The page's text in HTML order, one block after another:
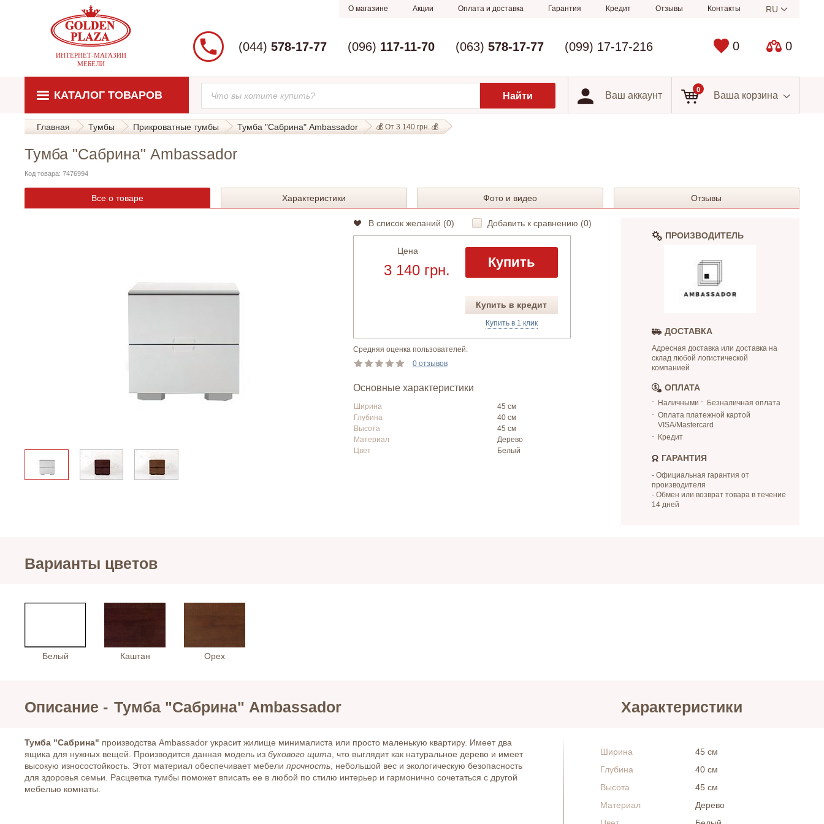
ИНТЕРНЕТ-МАГАЗИН
МЕБЕЛИ
О магазине Акции Оплата и доставка Гарантия Кредит Отзывы Контакты RU
0 0
(044) 578-17-77 (096) 117-11-70 (063) 578-17-77 (099) 17-17-216
КАТАЛОГ ТОВАРОВ Ваш аккаунт
0
Ваша корзина
Главная Тумбы Прикроватные тумбы Тумба "Сабрина" Ambassador 💰 От 3 140 грн. 💰
Тумба "Сабрина" Ambassador
Код товара: 7476994
Все о товаре Характеристики Фото и видео Отзывы
В список желаний (0) Добавить к сравнению (0)
Цена
3 140 грн. Купить
Купить в кредит
Купить в 1 клик
Средняя оценка пользователей:
0 отзывов
Основные характеристики
Ширина
45 см
Глубина
40 см
Высота
45 см
Материал
Дерево
Цвет
Белый
ПРОИЗВОДИТЕЛЬ
ДОСТАВКА
Адресная доставка или доставка на
склад любой логистической
компанией
ОПЛАТА
Наличными
Безналичная оплата
Оплата платежной картой
VISA/Mastercard
Кредит
ГАРАНТИЯ
- Официальная гарантия от
производителя
- Обмен или возврат товара в течение
14 дней
Варианты цветов
Белый Каштан Орех
Описание - Тумба "Сабрина" Ambassador Характеристики
Тумба "Сабрина" производства Ambassador украсит жилище минималиста или просто маленькую квартиру. Имеет два
ящика для нужных вещей. Производится данная модель из букового щита , что выглядит как натуральное дерево и имеет
высокую износостойкость. Этот материал обеспечивает мебели прочность , небольшой вес и экологическую безопасность
для здоровья семьи. Расцветка тумбы поможет вписать ее в любой по стилю интерьер и гармонично сочетаться с другой
мебелью комнаты.
Ширина
45 см
Глубина
40 см
Высота
45 см
Материал
Дерево